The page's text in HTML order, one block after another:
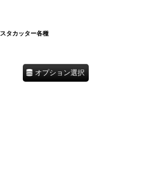
タカッター各種
オプション選択